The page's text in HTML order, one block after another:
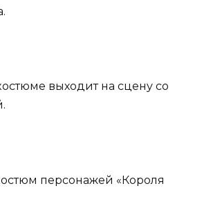
выходит на сцену со
персонажей «Короля